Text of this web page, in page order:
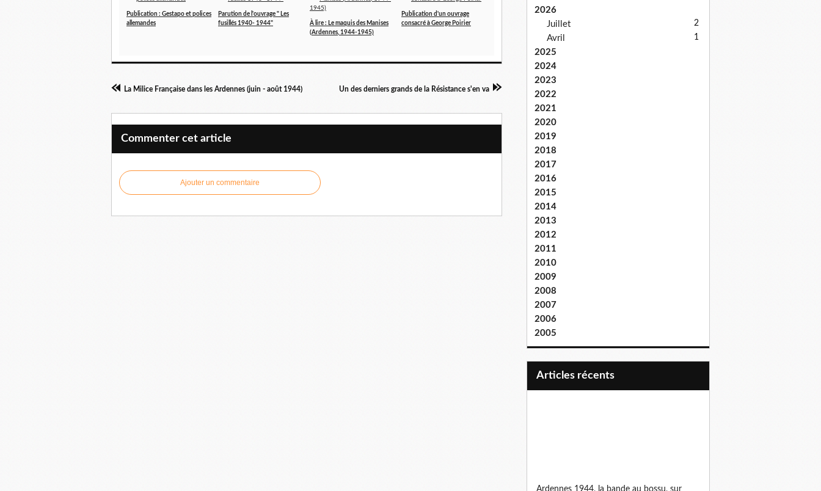
Publication : Gestapo et polices
allemandes
Parution de l'ouvrage " Les
fusillés 1940- 1944"
À lire : Le maquis des Manises
(Ardennes, 1944-1945)
Publication d'un ouvrage
consacré à George Poirier
La Milice Française dans les Ardennes (juin - août 1944) Un des derniers grands de la Résistance s'en va
Commenter cet article
Ajouter un commentaire
2026
Juillet
2
Avril 1
2025
2024
2023
2022
2021
2020
2019
2018
2017
2016
2015
2014
2013
2012
2011
2010
2009
2008
2007
2006
2005
articles récents
ardennes 1944, la bande au bossu, sur